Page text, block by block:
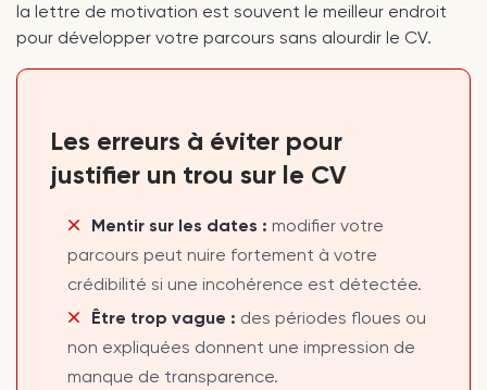
la lettre de motivation est souvent le meilleur endroit
pour développer votre parcours sans alourdir le CV.
Les erreurs à éviter pour
justifier un trou sur le CV
Mentir sur les dates : modifier votre
parcours peut nuire fortement à votre
crédibilité si une incohérence est détectée.
Être trop vague : des périodes floues ou
non expliquées donnent une impression de
manque de transparence.